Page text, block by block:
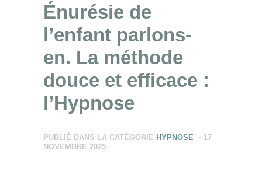
Énurésie de
l’enfant parlons-
en. La méthode
douce et efficace :
l’Hypnose ️
PUBLIÉ DANS LA CATÉGORIE HYPNOSE
17
NOVEMBRE 2025